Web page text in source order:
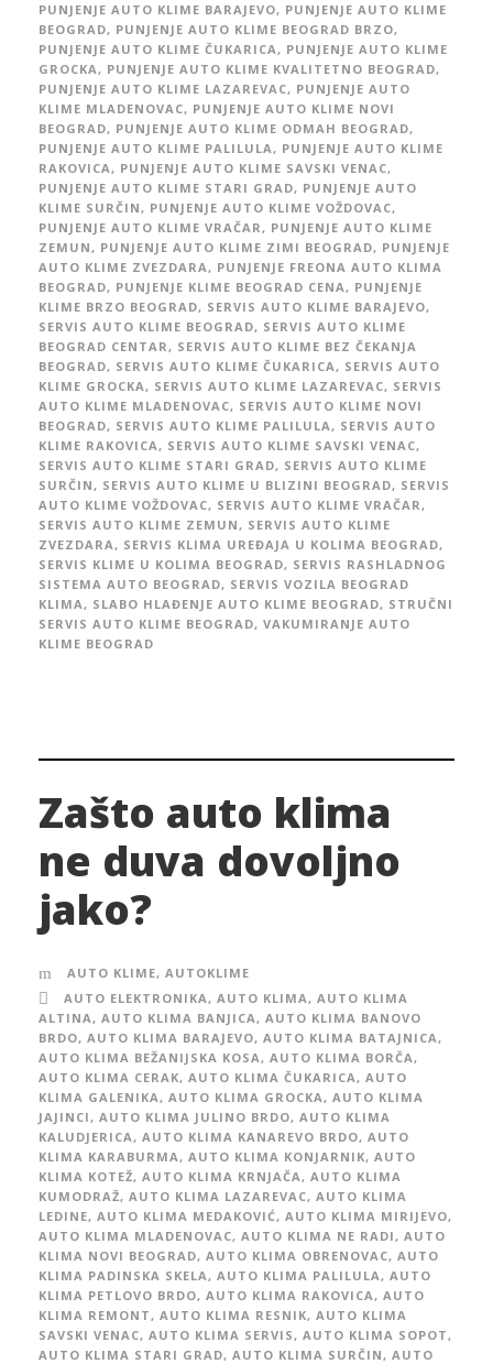
PUNJENJE AUTO KLIME BARAJEVO, PUNJENJE AUTO KLIME
BEOGRAD, PUNJENJE AUTO KLIME BEOGRAD BRZO,
PUNJENJE AUTO KLIME ČUKARICA, PUNJENJE AUTO KLIME
GROCKA, PUNJENJE AUTO KLIME KVALITETNO BEOGRAD,
PUNJENJE AUTO KLIME LAZAREVAC, PUNJENJE AUTO
KLIME MLADENOVAC, PUNJENJE AUTO KLIME NOVI
BEOGRAD, PUNJENJE AUTO KLIME ODMAH BEOGRAD,
PUNJENJE AUTO KLIME PALILULA, PUNJENJE AUTO KLIME
RAKOVICA, PUNJENJE AUTO KLIME SAVSKI VENAC,
PUNJENJE AUTO KLIME STARI GRAD, PUNJENJE AUTO
KLIME SURČIN, PUNJENJE AUTO KLIME VOŽDOVAC,
PUNJENJE AUTO KLIME VRAČAR, PUNJENJE AUTO KLIME
ZEMUN, PUNJENJE AUTO KLIME ZIMI BEOGRAD, PUNJENJE
AUTO KLIME ZVEZDARA, PUNJENJE FREONA AUTO KLIMA
BEOGRAD, PUNJENJE KLIME BEOGRAD CENA, PUNJENJE
KLIME BRZO BEOGRAD, SERVIS AUTO KLIME BARAJEVO,
SERVIS AUTO KLIME BEOGRAD, SERVIS AUTO KLIME
BEOGRAD CENTAR, SERVIS AUTO KLIME BEZ ČEKANJA
BEOGRAD, SERVIS AUTO KLIME ČUKARICA, SERVIS AUTO
KLIME GROCKA, SERVIS AUTO KLIME LAZAREVAC, SERVIS
AUTO KLIME MLADENOVAC, SERVIS AUTO KLIME NOVI
BEOGRAD, SERVIS AUTO KLIME PALILULA, SERVIS AUTO
KLIME RAKOVICA, SERVIS AUTO KLIME SAVSKI VENAC,
SERVIS AUTO KLIME STARI GRAD, SERVIS AUTO KLIME
SURČIN, SERVIS AUTO KLIME U BLIZINI BEOGRAD, SERVIS
AUTO KLIME VOŽDOVAC, SERVIS AUTO KLIME VRAČAR,
SERVIS AUTO KLIME ZEMUN, SERVIS AUTO KLIME
ZVEZDARA, SERVIS KLIMA UREĐAJA U KOLIMA BEOGRAD,
SERVIS KLIME U KOLIMA BEOGRAD, SERVIS RASHLADNOG
SISTEMA AUTO BEOGRAD, SERVIS VOZILA BEOGRAD
KLIMA, SLABO HLAĐENJE AUTO KLIME BEOGRAD, STRUČNI
SERVIS AUTO KLIME BEOGRAD, VAKUMIRANJE AUTO
KLIME BEOGRAD
Zašto auto klima
ne duva dovoljno
jako?
AUTO KLIME, AUTOKLIME
AUTO ELEKTRONIKA , AUTO KLIMA , AUTO KLIMA
ALTINA , AUTO KLIMA BANJICA , AUTO KLIMA BANOVO
BRDO, AUTO KLIMA BARAJEVO, AUTO KLIMA BATAJNICA ,
AUTO KLIMA BEŽANIJSKA KOSA , AUTO KLIMA BORČA ,
AUTO KLIMA CERAK, AUTO KLIMA ČUKARICA , AUTO
KLIMA GALENIKA , AUTO KLIMA GROCKA , AUTO KLIMA
JAJINCI , AUTO KLIMA JULINO BRDO, AUTO KLIMA
KALUDJERICA , AUTO KLIMA KANAREVO BRDO, AUTO
KLIMA KARABURMA , AUTO KLIMA KONJARNIK, AUTO
KLIMA KOTEŽ, AUTO KLIMA KRNJAČA , AUTO KLIMA
KUMODRAŽ, AUTO KLIMA LAZAREVAC, AUTO KLIMA
LEDINE, AUTO KLIMA MEDAKOVIĆ, AUTO KLIMA MIRIJEVO,
AUTO KLIMA MLADENOVAC, AUTO KLIMA NE RADI , AUTO
KLIMA NOVI BEOGRAD, AUTO KLIMA OBRENOVAC, AUTO
KLIMA PADINSKA SKELA , AUTO KLIMA PALILULA , AUTO
KLIMA PETLOVO BRDO, AUTO KLIMA RAKOVICA , AUTO
KLIMA REMONT , AUTO KLIMA RESNIK, AUTO KLIMA
SAVSKI VENAC, AUTO KLIMA SERVIS , AUTO KLIMA SOPOT ,
AUTO KLIMA STARI GRAD, AUTO KLIMA SURČIN , AUTO